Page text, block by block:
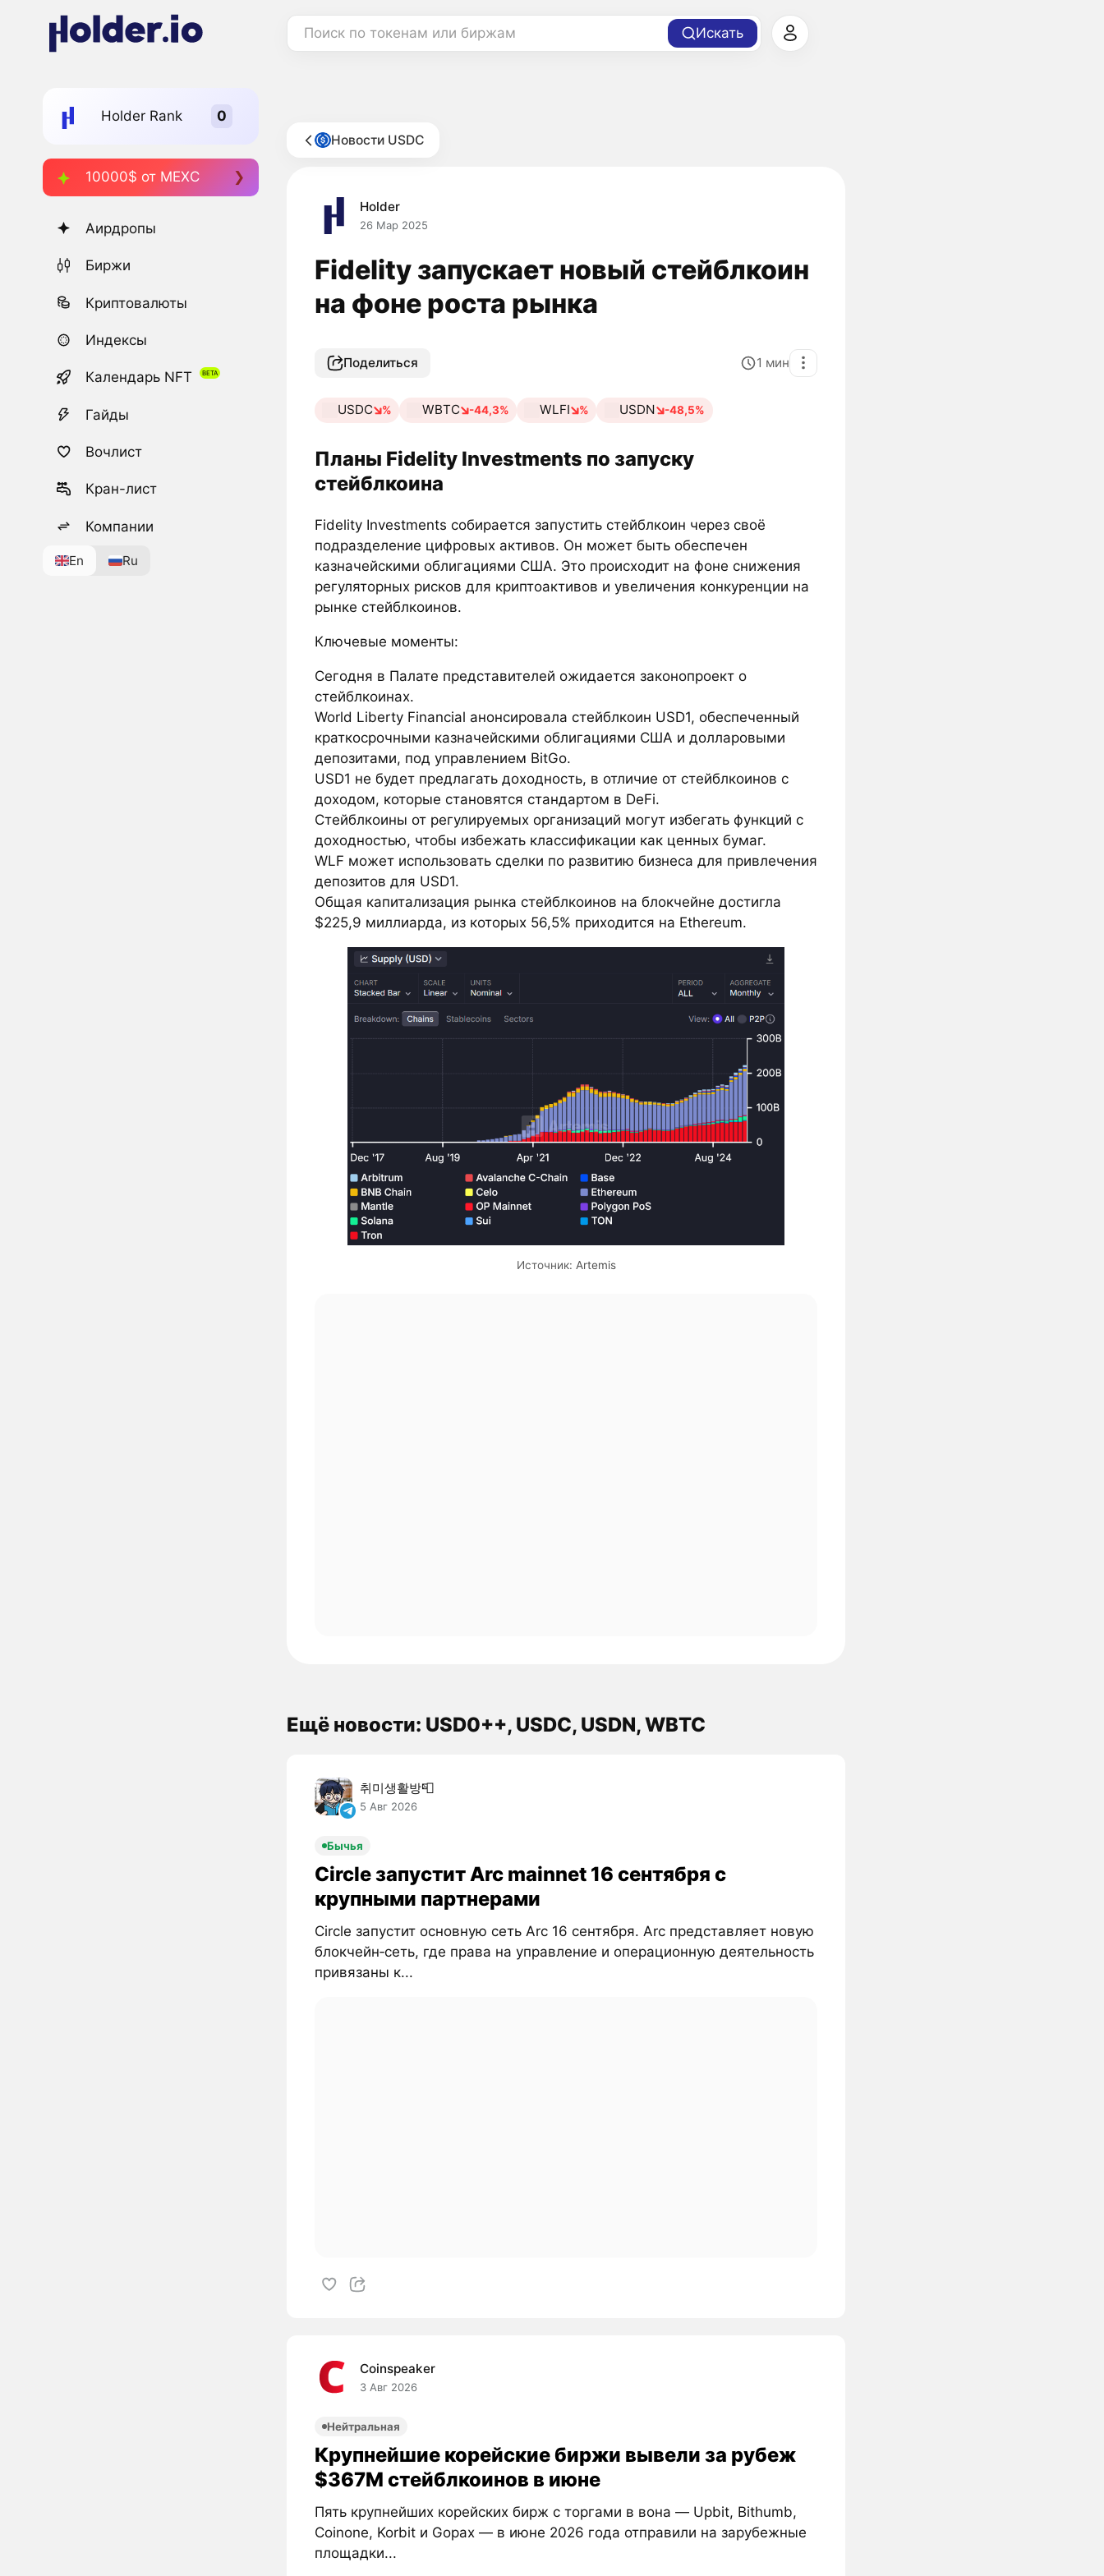
Поиск по токенам или биржам Искать
Holder Rank
10000$ от MEXC
Аирдропы
Биржи
Криптовалюты
Индексы
Календарь NFT
Гайды
Вочлист
Кран-лист
Компании
En Ru
Новости USDC
Holder
26 Мар 2025
Fidelity запускает новый стейблкоин
на фоне роста рынка
Поделиться 1 мин
USDC % WBTC -44,3% WLFI % USDN -48,5%
Планы Fidelity Investments по запуску
стейблкоина
Fidelity Investments собирается запустить стейблкоин через своё
подразделение цифровых активов. Он может быть обеспечен
казначейскими облигациями США. Это происходит на фоне снижения
регуляторных рисков для криптоактивов и увеличения конкуренции на
рынке стейблкоинов.
Ключевые моменты:
Сегодня в Палате представителей ожидается законопроект о
стейблкоинах.
World Liberty Financial анонсировала стейблкоин USD1, обеспеченный
краткосрочными казначейскими облигациями США и долларовыми
депозитами, под управлением BitGo.
USD1 не будет предлагать доходность, в отличие от стейблкоинов с
доходом, которые становятся стандартом в DeFi.
Стейблкоины от регулируемых организаций могут избегать функций с
доходностью, чтобы избежать классификации как ценных бумаг.
WLF может использовать сделки по развитию бизнеса для привлечения
депозитов для USD1.
Общая капитализация рынка стейблкоинов на блокчейне достигла
$225,9 миллиарда, из которых 56,5% приходится на Ethereum.
Источник: Artemis
Ещё новости: USD0++, USDC, USDN, WBTC
취미생활방📮
5 Авг 2026
Бычья
Circle запустит Arc mainnet 16 сентября с
крупными партнерами
Circle запустит основную сеть Arc 16 сентября. Arc представляет новую
блокчейн‑сеть, где права на управление и операционную деятельность
привязаны к...
Coinspeaker
3 Авг 2026
Нейтральная
Крупнейшие корейские биржи вывели за рубеж
$367M стейблкоинов в июне
Пять крупнейших корейских бирж с торгами в вона — Upbit, Bithumb,
Coinone, Korbit и Gopax — в июне 2026 года отправили на зарубежные
площадки...